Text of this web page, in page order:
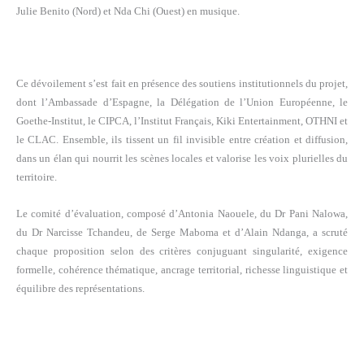
Julie Benito (Nord) et Nda Chi (Ouest) en musique.
Ce dévoilement s’est fait en présence des soutiens institutionnels du projet,
dont l’Ambassade d’Espagne, la Délégation de l’Union Européenne, le
Goethe-Institut, le CIPCA, l’Institut Français, Kiki Entertainment, OTHNI et
le CLAC. Ensemble, ils tissent un fil invisible entre création et diffusion,
dans un élan qui nourrit les scènes locales et valorise les voix plurielles du
territoire.
Le comité d’évaluation, composé d’Antonia Naouele, du Dr Pani Nalowa,
du Dr Narcisse Tchandeu, de Serge Maboma et d’Alain Ndanga, a scruté
chaque proposition selon des critères conjuguant singularité, exigence
formelle, cohérence thématique, ancrage territorial, richesse linguistique et
équilibre des représentations.